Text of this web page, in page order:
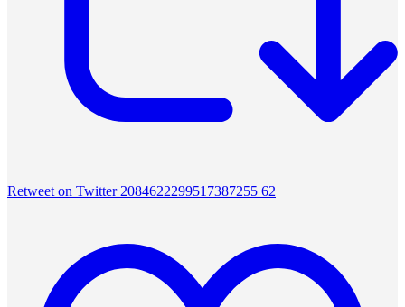
Retweet on Twitter 2084622299517387255 62